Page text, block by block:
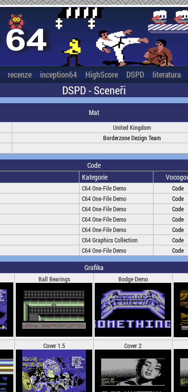
recenze inception64 HighScore DSPD literatura
DSPD - Sceneři
Mat
United Kingdom
Borderzone Dezign Team
Code
Kategorie
C64 One-File Demo Code
C64 One-File Demo Code
C64 One-File Demo Code
C64 One-File Demo Code
C64 One-File Demo Code
C64 Graphics Collection Code
C64 One-File Demo Code
Grafika
Ball Bearings Bodge Demo
Cover 1.5 Cover 2